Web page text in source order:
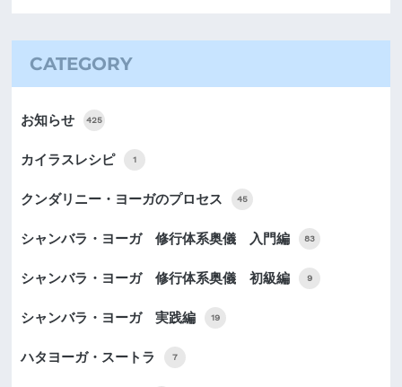
CATEGORY
お知らせ 425
カイラスレシピ 1
クンダリニー・ヨーガのプロセス 45
シャンバラ・ヨーガ 修行体系奥儀 入門編 83
シャンバラ・ヨーガ 修行体系奥儀 初級編 9
シャンバラ・ヨーガ 実践編 19
ハタヨーガ・スートラ 7